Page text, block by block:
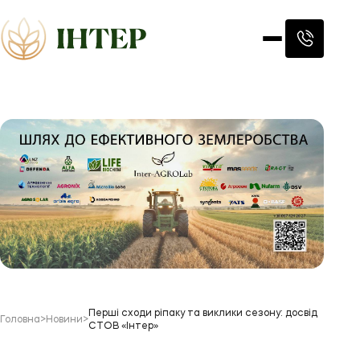
Головна>Новини>
Перші сходи ріпаку та виклики сезону: досвід
СТОВ «Інтер»